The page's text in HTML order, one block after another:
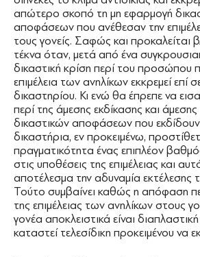
απώτερο σκοπό τη μη εφαρμογή
αποφάσεων που ανέθεσαν την
τους γονείς. Σαφώς και προκαλείται
τέκνα όταν, μετά από ένα
δικαστική κρίση περί του προσώπου
επιμέλεια των ανηλίκων εκκρεμεί επί
δικαστηρίου. Κι ενώ θα έπρεπε να
περί της άμεσης εκδίκασης και
δικαστικών αποφάσεων που
δικαστήρια, εν προκειμένω,
πραγματικότητα ένας επιπλέον
στις υποθέσεις της επιμέλειας και
αποτέλεσμα την αδυναμία εκτέλεσης
Τούτο συμβαίνει καθώς η απόφαση
της επιμέλειας των ανηλίκων στους
γονέα αποκλειστικά είναι
καταστεί τελεσίδικη προκειμένου να